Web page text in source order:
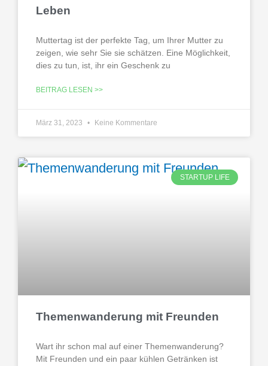
Leben
Muttertag ist der perfekte Tag, um Ihrer Mutter zu
zeigen, wie sehr Sie sie schätzen. Eine Möglichkeit,
dies zu tun, ist, ihr ein Geschenk zu
BEITRAG LESEN >>
März 31, 2023 Keine Kommentare
STARTUP LIFE
Themenwanderung mit Freunden
Wart ihr schon mal auf einer Themenwanderung?
Mit Freunden und ein paar kühlen Getränken ist